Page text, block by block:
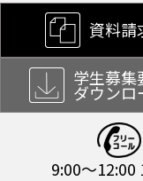
資料請
学生募集
ダウンロ
9:00～12:00